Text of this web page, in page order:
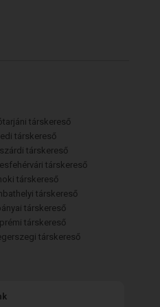
társkereső
társkereső
társkereső
társkereső
társkereső
társkereső
társkereső
társkereső
társkereső